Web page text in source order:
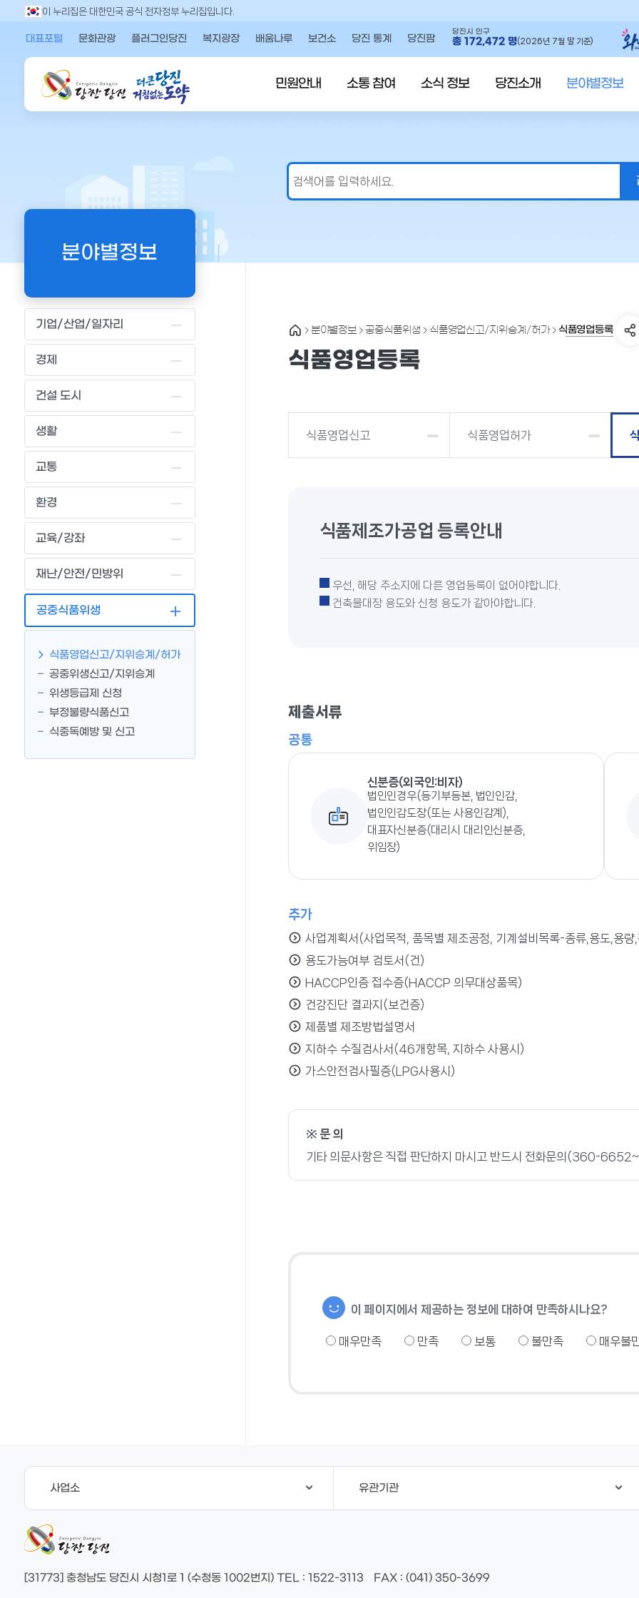
이 누리집은 대한민국 공식 전자정부 누리집입니다.
대표포털 문화관광 플러그인당진 복지광장 배움나루 보건소 당진 통계 당진팜
당진시 인구
총 172,472 명(2026년 7월 말 기준)
민원안내 소통 참여 소식 정보 당진소개 분야별정보
분야별정보
기업/산업/일자리
경제
건설 도시
생활
교통
환경
교육/강좌
재난/안전/민방위
공중식품위생
식품영업신고/지위승계/허가
공중위생신고/지위승계
위생등급제 신청
부정불량식품신고
식중독예방 및 신고
분야별정보 공중식품위생 식품영업신고/지위승계/허가 식품영업등록
식품영업등록
식품영업신고 식품영업허가
식품제조가공업 등록안내
우선, 해당 주소지에 다른 영업등록이 없어야합니다.
건축물대장 용도와 신청 용도가 같아야합니다.
제출서류
공통
신분증(외국인:비자)
법인인경우(등기부등본, 법인인감,
법인인감도장(또는 사용인감계),
대표자신분증(대리시 대리인신분증,
위임장)
추가
사업계획서(사업목적, 품목별 제조공정, 기계설비목록-종류,용도,용량
용도가능여부 검토서(건)
HACCP인증 접수증(HACCP 의무대상품목)
건강진단 결과지(보건증)
제품별 제조방법설명서
지하수 수질검사서(46개항목, 지하수 사용시)
가스안전검사필증(LPG사용시)
※ 문 의
기타 의문사항은 직접 판단하지 마시고 반드시 전화문의(360-
이 페이지에서 제공하는 정보에 대하여 만족하시나요?
매우만족 만족 보통 불만족 매우불
사업소 유관기관
[31773] 충청남도 당진시 시청1로 1 (수청동 1002번지) TEL: 1522-3113 FAX: (041) 350-3699